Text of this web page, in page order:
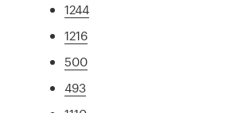
1244
1216
500
493